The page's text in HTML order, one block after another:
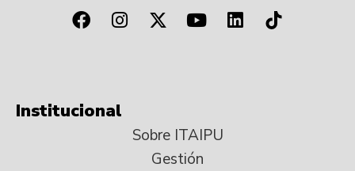
Institucional
Sobre ITAIPU
Gestión